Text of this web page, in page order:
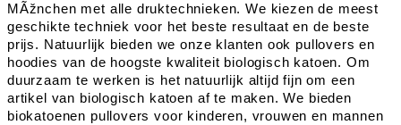
MÃžnchen met alle druktechnieken. We kiezen de meest
geschikte techniek voor het beste resultaat en de beste
prijs. Natuurlijk bieden we onze klanten ook pullovers en
hoodies van de hoogste kwaliteit biologisch katoen. Om
duurzaam te werken is het natuurlijk altijd fijn om een
artikel van biologisch katoen af te maken. We bieden
biokatoenen pullovers voor kinderen, vrouwen en mannen